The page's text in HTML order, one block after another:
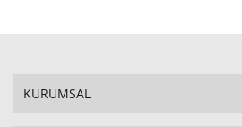
KURUMSAL